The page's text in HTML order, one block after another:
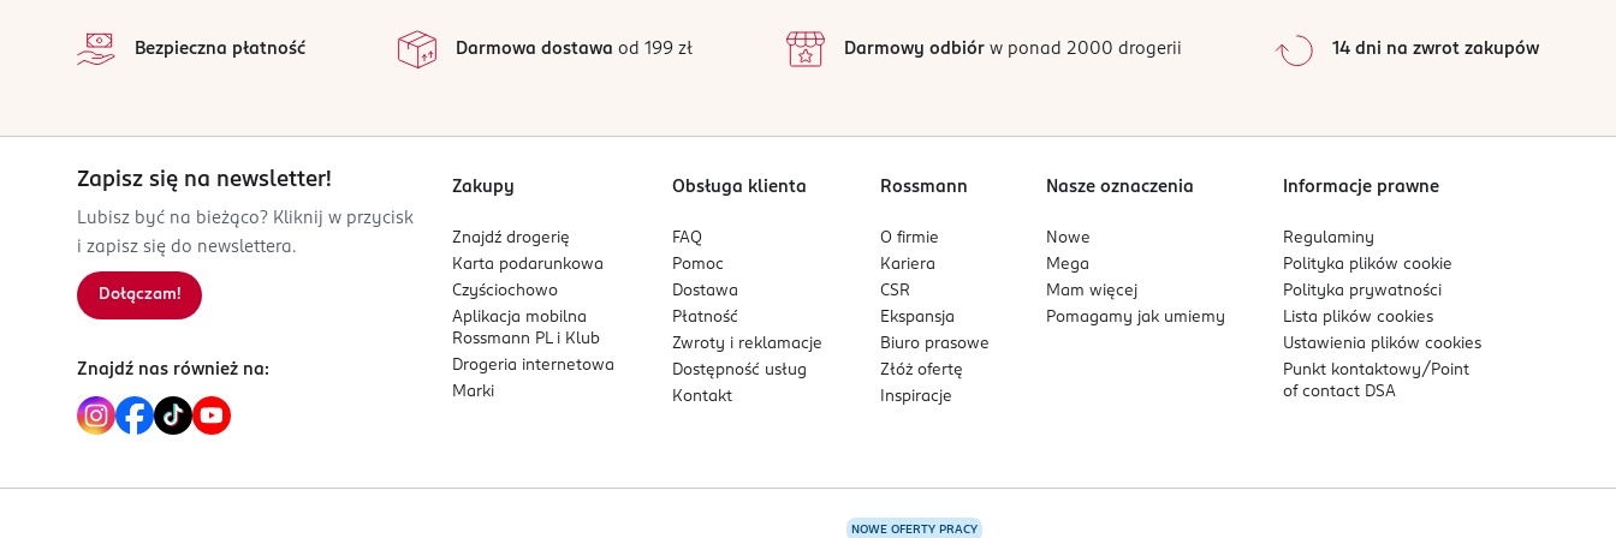
PL-Polska
5 904365 746830
2
1
0%
Sortowanie wgdata: od najnowszej
Bezpieczna płatność Darmowa dostawa od 199 zł Darmowy odbiórw ponad 2000 drogerii 14 dni na zwrot zakupów
Zapisz się na newsletter!
Lubisz być na bieżąco? Kliknij w przycisk
i zapisz się do newslettera.
Dołączam!
Znajdź nas również na:
Zakupy
Znajdź drogerię
Karta podarunkowa
Czyściochowo
Aplikacja mobilna
Rossmann PL i Klub
Drogeria internetowa
Marki
Obsługa klienta
FAQ
Pomoc
Dostawa
Płatność
Zwroty i reklamacje
Dostępność usług
Kontakt
Rossmann
O firmie
Kariera
CSR
Ekspansja
Biuro prasowe
Złóż ofertę
Inspiracje
Nasze oznaczenia
Nowe
Mega
Mam więcej
Pomagamy jak umiemy
Informacje prawne
Regulaminy
Polityka plikówcookie
Polityka prywatności
Lista plikówcookies
Ustawienia plikówcookies
Punkt kontaktowy/ Point
of contact DSA
NOWE OFERTY PRACY